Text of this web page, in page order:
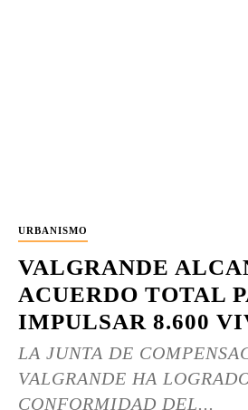
URBANISMO
VALGRANDE
ACUERDO TOTAL
IMPULSAR 8.600
LA JUNTA DE
VALGRANDE HA
CONFORMIDAD DEL...